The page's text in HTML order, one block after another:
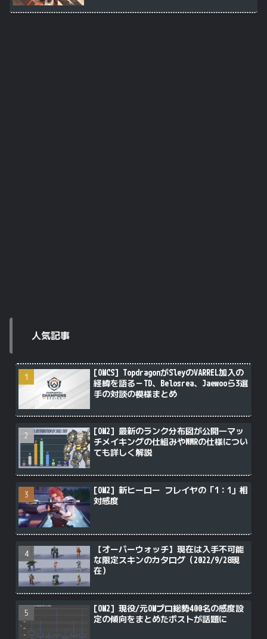
人気記事
[OWCS] TopdragonがSleyのVARREL加入の
経緯を語る－TD、Belosrea、Jaewooら3選
手の対談の模様まとめ
[OW2] 最新のランク分布図が公開―マッ
チメイキングの仕組みやMMRの仕様につい
ても詳しく解説
[OW2] 新ヒーロー フレイヤの「1：1」相
対感度
【オーバーウォッチ】現在は入手不可能
な限定スキンのカタログ（2022/9/28現
在）
[OW2] 現役/元OWプロ総勢400名の感度設
定の傾向をまとめたポストが話題に